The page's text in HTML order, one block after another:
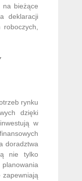
na bieżące
deklaracji
rynku
dzięki
w
doradztwa
nie tylko